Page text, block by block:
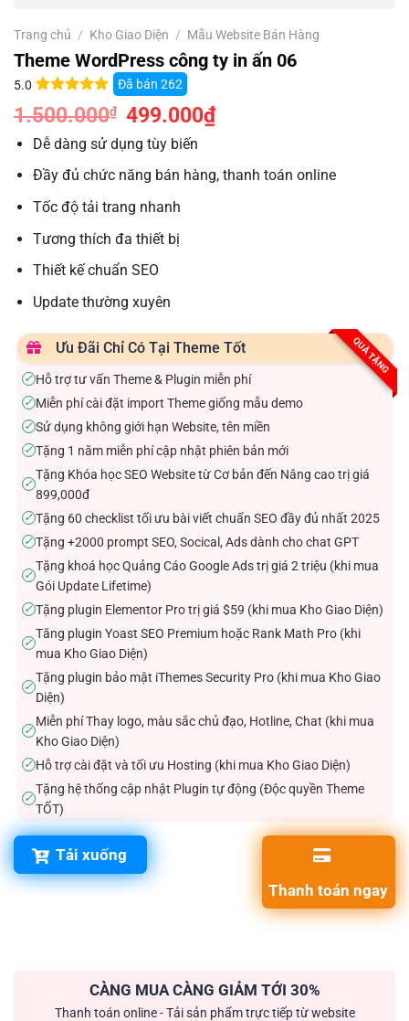
Trang chủ / Kho Giao Diện / Mẫu Website Bán Hàng
Theme WordPress công ty in ấn 06
5.0
5.0 trên 5
dựa trên
10
đánh giá
Đã bán 262
1.500.000₫
Giá
gốc
1.500.000₫.
499.000₫Giá
hiện
Dễ dàng sử dụng tùy biến
Đầy đủ chức năng bán hàng, thanh toán online
Tốc độ tải trang nhanh
Tương thích đa thiết bị
Thiết kế chuẩn SEO
Update thường xuyên
QUÀ TẶNG
Ưu Đãi Chỉ Có Tại Theme Tốt
✓Hỗ trợ tư vấn Theme & Plugin miễn phí
✓Miễn phí cài đặt import Theme giống mẫu demo
✓Sử dụng không giới hạn Website, tên miền
✓Tặng 1 năm miễn phí cập nhật phiên bản mới
✓
Tặng Khóa học SEO Website từ Cơ bản đến Nâng cao trị giá
899,000đ
✓Tặng 60 checklist tối ưu bài viết chuẩn SEO đầy đủ nhất 2025
✓Tặng +2000 prompt SEO, Socical, Ads dành cho chat GPT
✓
Tặng khoá học Quảng Cáo Google Ads trị giá 2 triệu (khi mua
Gói Update Lifetime)
✓Tặng plugin Elementor Pro trị giá $59 (khi mua Kho Giao Diện)
✓
Tăng plugin Yoast SEO Premium hoặc Rank Math Pro (khi
mua Kho Giao Diện)
✓
Tặng plugin bảo mật iThemes Security Pro (khi mua Kho Giao
Diện)
✓
Miễn phí Thay logo, màu sắc chủ đạo, Hotline, Chat (khi mua
Kho Giao Diện)
✓Hỗ trợ cài đặt và tối ưu Hosting (khi mua Kho Giao Diện)
✓
Tặng hệ thống cập nhật Plugin tự động (Độc quyền Theme
TỐT)
Tải xuống
Thanh toán ngay
CÀNG MUA CÀNG GIẢM TỚI 30%
Thanh toán online - Tải sản phẩm trực tiếp từ website